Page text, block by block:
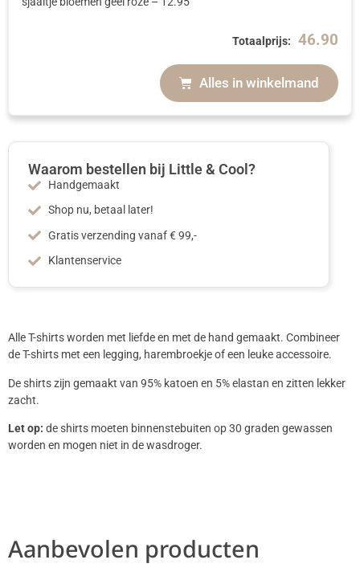
Totaalprijs: 46.90
Alles in winkelmand
Waarom bestellen bij Little & Cool?
Handgemaakt
Shop nu, betaal later!
Gratis verzending vanaf € 99,-
Klantenservice
Alle T-shirts worden met liefde en met de hand gemaakt. Combineer
de T-shirts met een legging, harembroekje of een leuke accessoire.
De shirts zijn gemaakt van 95% katoen en 5% elastan en zitten lekker
zacht.
Let op: de shirts moeten binnenstebuiten op 30 graden gewassen
worden en mogen niet in de wasdroger.
Aanbevolen producten